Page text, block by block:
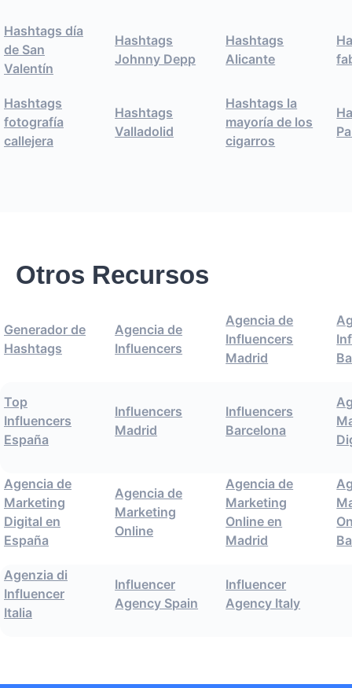
Hashtags día
de San
Valentín
Hashtags
Johnny Depp
Hashtags
Alicante
Hashtags
fotografía
callejera
Hashtags
Valladolid
Hashtags la
mayoría de los
cigarros
Otros Recursos
Generador de
Hashtags
Agencia de
Influencers
Agencia de
Influencers
Madrid
Top
Influencers
España
Influencers
Madrid
Influencers
Barcelona
Agencia de
Marketing
Digital en
España
Agencia de
Marketing
Online
Agencia de
Marketing
Online en
Madrid
Agenzia di
Influencer
Italia
Influencer
Agency Spain
Influencer
Agency Italy